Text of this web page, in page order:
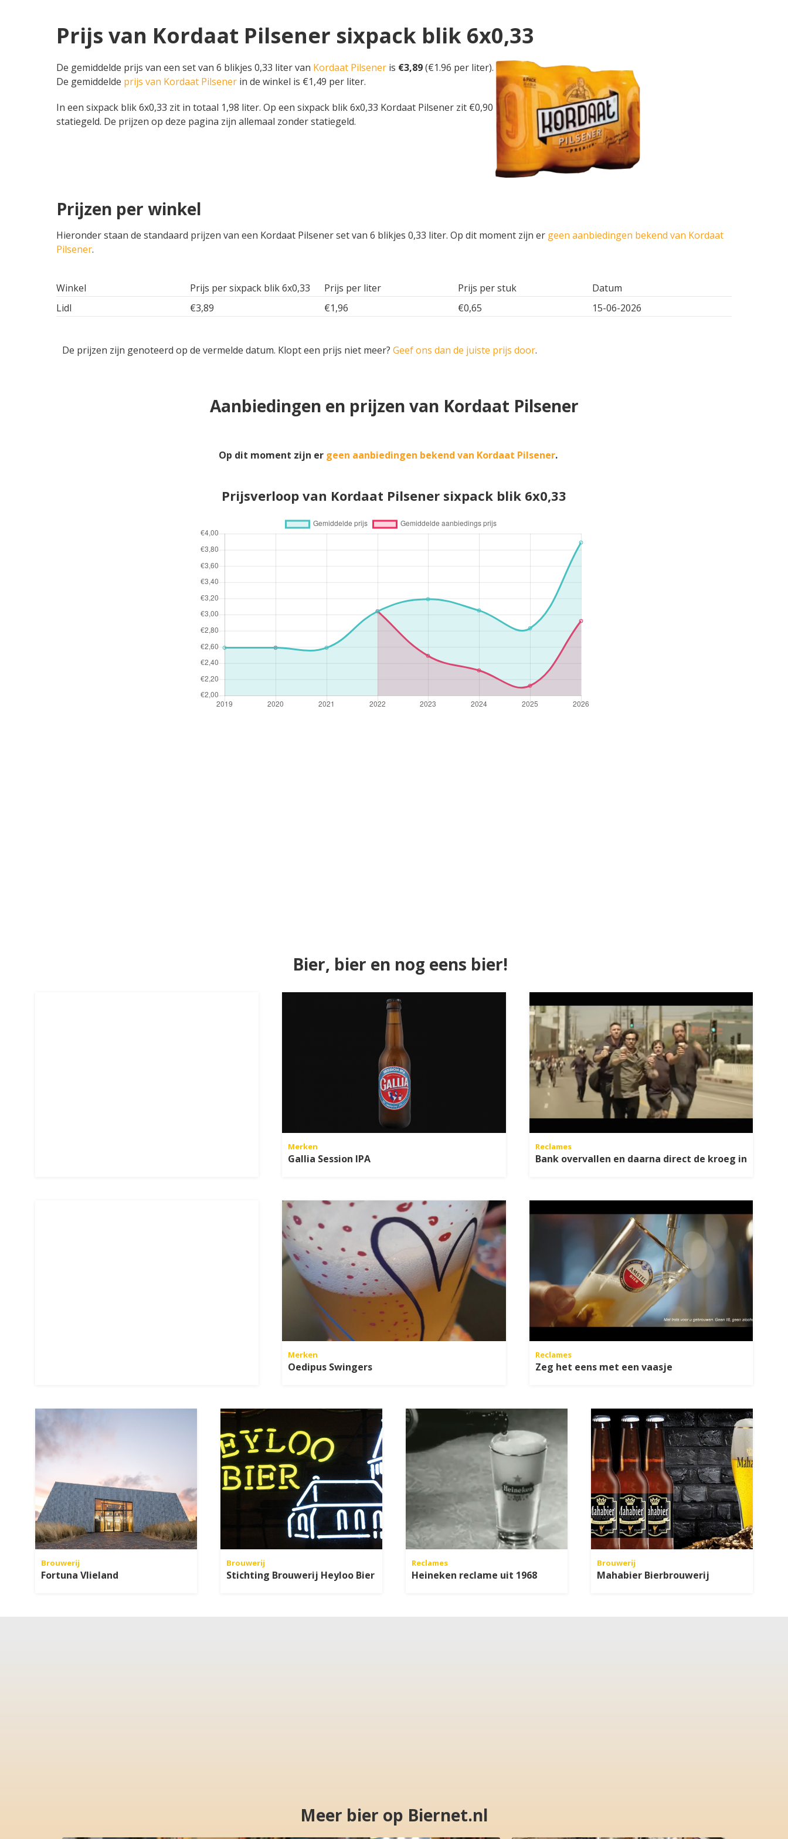
Prijs van Kordaat Pilsener sixpack blik 6x0,33
De gemiddelde prijs van een set van 6 blikjes 0,33 liter van Kordaat Pilsener is €3,89(€1.96 per liter).
De gemiddelde prijs van Kordaat Pilsener in de winkel is €1,49 per liter.
In een sixpack blik 6x0,33 zit in totaal 1,98 liter. Op een sixpack blik 6x0,33 Kordaat Pilsener zit €0,90
statiegeld. De prijzen op deze pagina zijn allemaal zonder statiegeld.
Prijzen per winkel
Hieronder staan de standaard prijzen van een Kordaat Pilsener set van 6 blikjes 0,33 liter. Op dit moment zijn er geen aanbiedingen bekend van Kordaat
Pilsener.
Winkel Prijs per sixpack blik 6x0,33 Prijs per liter Prijs per stuk
Datum
Lidl
€3,89 €1,96 €0,65 15-06-2026
De prijzen zijn genoteerd op de vermelde datum. Klopt een prijs niet meer? Geef ons dan de juiste prijs door.
Aanbiedingen en prijzen van Kordaat Pilsener
Op dit moment zijn er geen aanbiedingen bekend van Kordaat Pilsener.
Prijsverloop van Kordaat Pilsener sixpack blik 6x0,33
Bier, bier en nog eens bier!
Merken
Gallia Session IPA
Reclames
Bank overvallen en daarna direct de kroeg in
Merken
Oedipus Swingers
Reclames
Zeg het eens met een vaasje
Brouwerij
Fortuna Vlieland
Brouwerij
Stichting Brouwerij Heyloo Bier
Reclames
Heineken reclame uit 1968
Brouwerij
Mahabier Bierbrouwerij
Meer bier op Biernet.nl